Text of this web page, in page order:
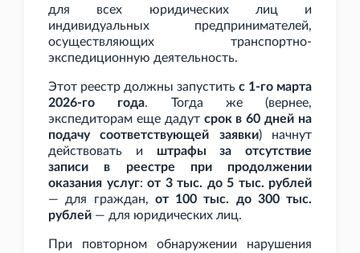
для всех юридических лиц и
индивидуальных предпринимателей,
осуществляющих транспортно-
экспедиционную деятельность.
Этот реестр должны запустить с 1-го марта
2026-го года. Тогда же (вернее,
экспедиторам еще дадут срок в 60 дней на
подачу соответствующей заявки) начнут
действовать и штрафы за отсутствие
записи в реестре при продолжении
оказания услуг: от 3 тыс. до 5 тыс. рублей
— для граждан, от 100 тыс. до 300 тыс.
рублей — для юридических лиц.
При повторном обнаружении нарушения